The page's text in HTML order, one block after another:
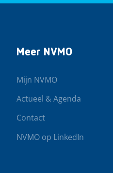
Meer NVMO
Mijn NVMO
Actueel & Agenda
Contact
NVMO op LinkedIn